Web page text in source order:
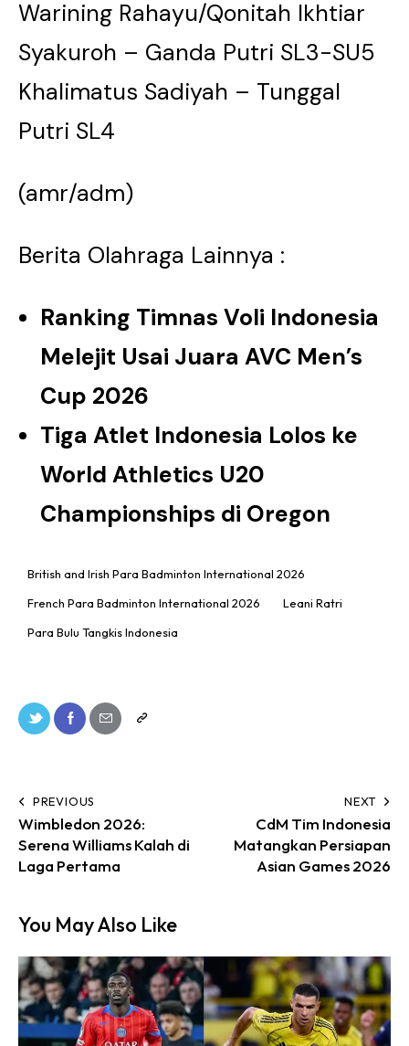
Warining Rahayu/Qonitah Ikhtiar
Syakuroh – Ganda Putri SL3-SU5
Khalimatus Sadiyah – Tunggal
Putri SL4
(amr/adm)
Berita Olahraga Lainnya :
Ranking Timnas Voli Indonesia
Melejit Usai Juara AVC Men’s
Cup 2026
Tiga Atlet Indonesia Lolos ke
World Athletics U20
Championships di Oregon
British and Irish Para Badminton International 2026
French Para Badminton International 2026 Leani Ratri
Para Bulu Tangkis Indonesia
PREVIOUS
Wimbledon 2026:
Serena Williams Kalah di
Laga Pertama
NEXT
CdM Tim Indonesia
Matangkan Persiapan
Asian Games 2026
You May Also Like